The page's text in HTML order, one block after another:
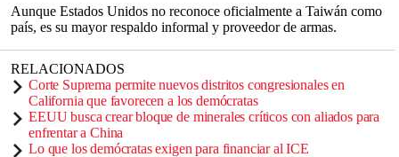
Aunque Estados Unidos no reconoce oficialmente a Taiwán como
país, es su mayor respaldo informal y proveedor de armas.
RELACIONADOS
Corte Suprema permite nuevos distritos congresionales en
California que favorecen a los demócratas
EEUU busca crear bloque de minerales críticos con aliados para
enfrentar a China
Lo que los demócratas exigen para financiar al ICE